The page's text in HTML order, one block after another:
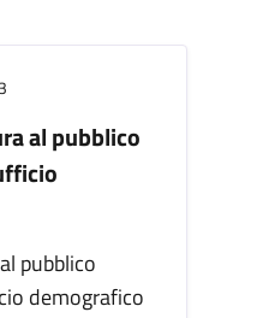
al pubblico
pubblico
demografico